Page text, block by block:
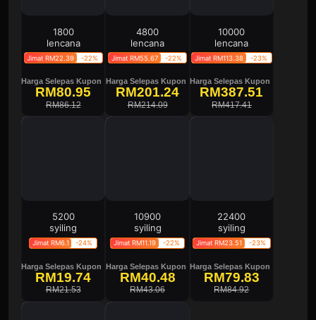
1800
lencana
Jimat RM22.39 -22%
Harga Selepas Kupon
RM80.95
RM86.12
4800
lencana
Jimat RM55.67 -22%
Harga Selepas Kupon
RM201.24
RM214.09
10000
lencana
Jimat RM113.38 -23%
Harga Selepas Kupon
RM387.51
RM417.41
5200
syiling
Jimat RM6.1 -24%
Harga Selepas Kupon
RM19.74
RM21.53
10900
syiling
Jimat RM11.19 -22%
Harga Selepas Kupon
RM40.48
RM43.06
22400
syiling
Jimat RM23.51 -23%
Harga Selepas Kupon
RM79.83
RM84.92